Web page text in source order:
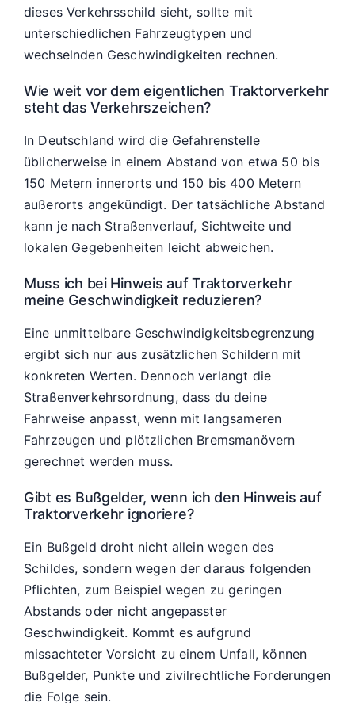
dieses Verkehrsschild sieht, sollte mit
unterschiedlichen Fahrzeugtypen und
wechselnden Geschwindigkeiten rechnen.
Wie weit vor dem eigentlichen Traktorverkehr
steht das Verkehrszeichen?
In Deutschland wird die Gefahrenstelle
üblicherweise in einem Abstand von etwa 50 bis
150 Metern innerorts und 150 bis 400 Metern
außerorts angekündigt. Der tatsächliche Abstand
kann je nach Straßenverlauf, Sichtweite und
lokalen Gegebenheiten leicht abweichen.
Muss ich bei Hinweis auf Traktorverkehr
meine Geschwindigkeit reduzieren?
Eine unmittelbare Geschwindigkeitsbegrenzung
ergibt sich nur aus zusätzlichen Schildern mit
konkreten Werten. Dennoch verlangt die
Straßenverkehrsordnung, dass du deine
Fahrweise anpasst, wenn mit langsameren
Fahrzeugen und plötzlichen Bremsmanövern
gerechnet werden muss.
Gibt es Bußgelder, wenn ich den Hinweis auf
Traktorverkehr ignoriere?
Ein Bußgeld droht nicht allein wegen des
Schildes, sondern wegen der daraus folgenden
Pflichten, zum Beispiel wegen zu geringen
Abstands oder nicht angepasster
Geschwindigkeit. Kommt es aufgrund
missachteter Vorsicht zu einem Unfall, können
Bußgelder, Punkte und zivilrechtliche Forderungen
die Folge sein.